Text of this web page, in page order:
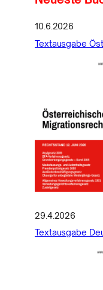
10.6.2026
Textausgabe
29.4.2026
Textausgabe